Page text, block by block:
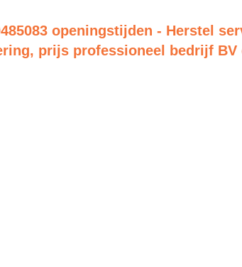
openingstijden - Herstel
prijs professioneel bedrijf BV